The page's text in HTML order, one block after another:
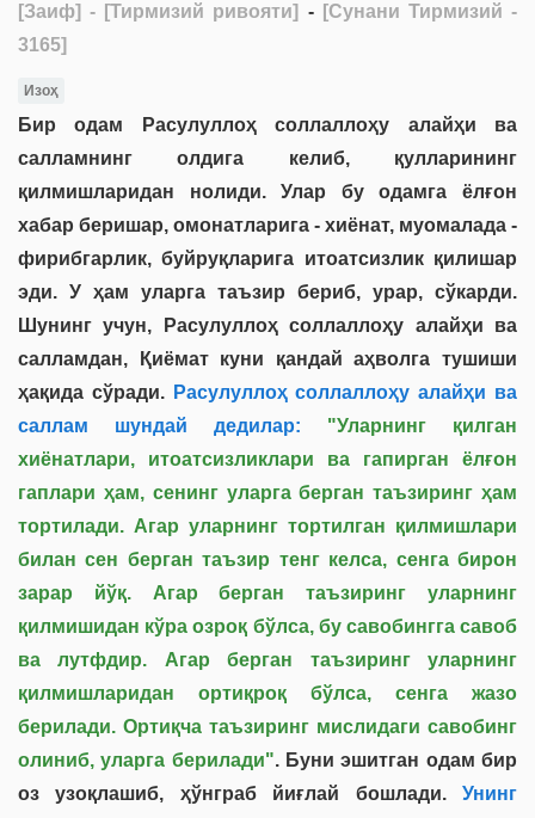
[Заиф] - [Тирмизий ривояти] - [Сунани Тирмизий -
3165]
Изоҳ
Бир одам Расулуллоҳ соллаллоҳу алайҳи ва
салламнинг олдига келиб, қулларининг
қилмишларидан нолиди. Улар бу одамга ёлғон
хабар беришар, омонатларига - хиёнат, муомалада -
фирибгарлик, буйруқларига итоатсизлик қилишар
эди. У ҳам уларга таъзир бериб, урар, сўкарди.
Шунинг учун, Расулуллоҳ соллаллоҳу алайҳи ва
салламдан, Қиёмат куни қандай аҳволга тушиши
ҳақида сўради.Расулуллоҳ соллаллоҳу алайҳи ва
саллам шундай дедилар:
"Уларнинг қилган
хиёнатлари, итоатсизликлари ва гапирган ёлғон
гаплари ҳам, сенинг уларга берган таъзиринг ҳам
тортилади. Агар уларнинг тортилган қилмишлари
билан сен берган таъзир тенг келса, сенга бирон
зарар йўқ. Агар берган таъзиринг уларнинг
қилмишидан кўра озроқ бўлса, бу савобингга савоб
ва лутфдир. Агар берган таъзиринг уларнинг
қилмишларидан ортиқроқ бўлса, сенга жазо
берилади. Ортиқча таъзиринг мислидаги савобинг
олиниб, уларга берилади". Буни эшитган одам бир
оз узоқлашиб, ҳўнграб йиғлай бошлади.Унинг